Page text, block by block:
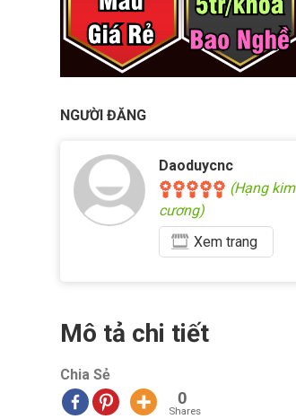
NGƯỜI ĐĂNG
Daoduycnc
(Hạng kim
cương)
Xem trang
Mô tả chi tiết
Chia Sẻ
0
Shares